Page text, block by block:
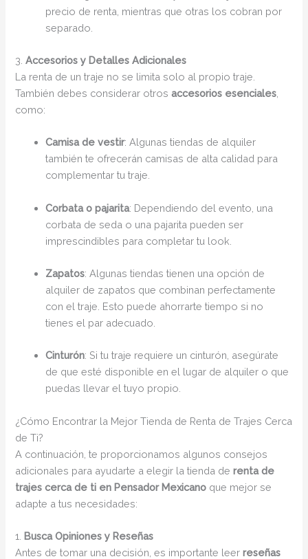
precio de renta, mientras que otras los cobran por
separado.
3.Accesorios y Detalles Adicionales
La renta de un traje no se limita solo al propio traje.
También debes considerar otrosaccesorios esenciales
como:
Camisa de vestir: Algunas tiendas de alquiler
también te ofrecerán camisas de alta calidad para
complementar tu traje.
Corbata o pajarita: Dependiendo del evento, una
corbata de seda o una pajarita pueden ser
imprescindibles para completar tu look.
Zapatos: Algunas tiendas tienen una opción de
alquiler de zapatos que combinan perfectamente
con el traje. Esto puede ahorrarte tiempo si no
tienes el par adecuado.
Cinturón: Si tu traje requiere un cinturón, asegúrate
de que esté disponible en el lugar de alquiler o que
puedas llevar el tuyo propio.
¿Cómo Encontrar la Mejor Tienda de Renta de Trajes Cerca
de Ti?
A continuación, te proporcionamos algunos consejos
adicionales para ayudarte a elegir la tienda derenta de
trajes cerca de ti en Pensador Mexicano que mejor se
adapte a tus necesidades:
1. Busca Opiniones y Reseñas
Antes de tomar una decisión, es importante leerreseñas